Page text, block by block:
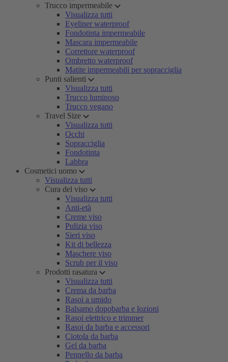
Trucco impermeabile
Visualizza tutti
Eyeliner waterproof
Fondotinta impermeabile
Mascara impermeabile
Correttore waterproof
Ombretto waterproof
Matite impermeabili per sopracciglia
Punti salienti
Visualizza tutti
Trucco luminoso
Trucco vegano
Travel Size
Visualizza tutti
Occhi
Sopracciglia
Fondotinta
Labbra
Cosmetici uomo
Visualizza tutti
Cura del viso
Visualizza tutti
Anti-età
Creme viso
Pulizia viso
Sieri viso
Kit di bellezza
Maschere viso
Scrub per il viso
Prodotti rasatura
Visualizza tutti
Crema da barba
Rasoi a umido
Balsamo dopobarba e lozioni
Rasoi elettrico e trimmer
Rasoi da barba e accessori
Ciotola da barba
Gel da barba
Pennello da barba